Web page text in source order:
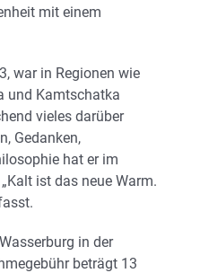
mit einem
war in Regionen wie
und Kamtschatka
vieles darüber
Gedanken,
hat er im
ist das neue Warm.
in der
beträgt 13